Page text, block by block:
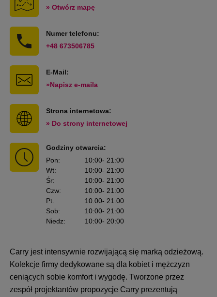
» Otwórz mapę
Numer telefonu:
+48 673506785
E-Mail:
»Napisz e-maila
Strona internetowa:
» Do strony internetowej
Godziny otwarcia:
Pon: 10:00- 21:00
Wt: 10:00- 21:00
Śr: 10:00- 21:00
Czw: 10:00- 21:00
Pt: 10:00- 21:00
Sob: 10:00- 21:00
Niedz: 10:00- 20:00
Carry jest intensywnie rozwijającą się marką odzieżową.
Kolekcje firmy dedykowane są dla kobiet i mężczyzn
ceniących sobie komfort i wygodę. Tworzone przez
zespół projektantów propozycje Carry prezentują